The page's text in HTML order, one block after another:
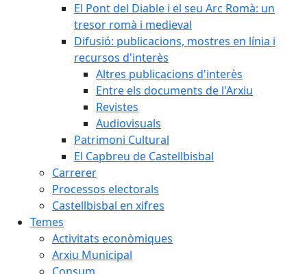
El Pont del Diable i el seu Arc Romà: un
tresor romà i medieval
Difusió: publicacions, mostres en línia i
recursos d'interès
Altres publicacions d'interès
Entre els documents de l'Arxiu
Revistes
Audiovisuals
Patrimoni Cultural
El Capbreu de Castellbisbal
Carrerer
Processos electorals
Castellbisbal en xifres
Temes
Activitats econòmiques
Arxiu Municipal